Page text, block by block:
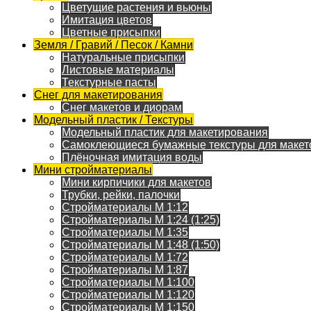
Цветущие растения и вьюны
Имитация цветов
Цветные присыпки
Земля / Гравий / Песок / Камни
Натуральные присыпки
Листовые материалы
Текстурные пасты
Снег для макетирования
Снег макетов и диорам
Модельный пластик / Текстуры
Модельный пластик для макетирования
Самоклеющиеся бумажные текстуры для
Плёночная имитация воды
Мини стройматериалы
Мини кирпичики для макетов
Трубки, рейки, палочки
Стройматериалы M 1:12
Стройматериалы M 1:24 (1:25)
Стройматериалы M 1:35
Стройматериалы M 1:48 (1:50)
Стройматериалы M 1:72
Стройматериалы M 1:87
Стройматериалы M 1:100
Стройматериалы M 1:120
Стройматериалы M 1:150